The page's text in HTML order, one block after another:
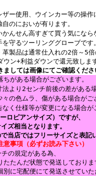
ー使用、ウインカー等の操作
のにおいが有ります。
んせん高すぎて買う気になら
守るツーリンググローブです。
製品は通常仕入れの2倍～5倍
ン+利益ダウンで還元致します
ましては画像にてご確認くださ
がある場合がございます。
より2センチ前後の差がある
の色ムラ、傷がある場合がご
く仕様等が変更になる場合が
ロピアンサイズ）ですが、
ズ相当となります。
当店ではフリーサイズと表記
事項（必ずお読み下さい）
の規定がある為、
たんだ状態で発送しておりま
に宅配便にて発送させていた